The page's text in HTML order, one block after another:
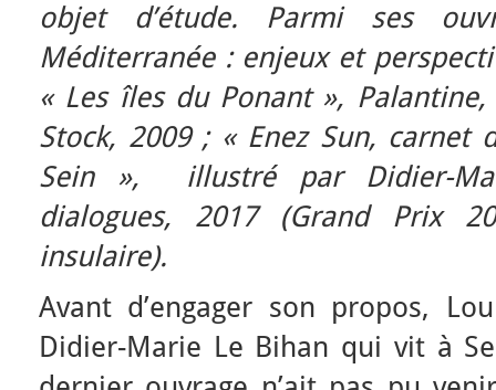
objet d’étude. Parmi ses
Méditerranée : enjeux et
« Les îles du Ponant », Palantine,
Stock, 2009 ; « Enez Sun, carnet
Sein », illustré par Didier-
dialogues, 2017 (Grand Prix
insulaire).
Avant d’engager son propos,
Didier-Marie Le Bihan qui vit à